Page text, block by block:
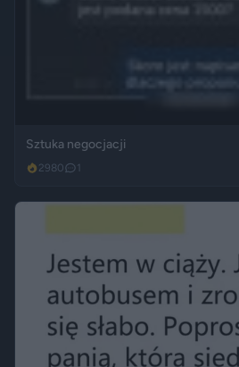
Sztuka negocjacji
2980 1